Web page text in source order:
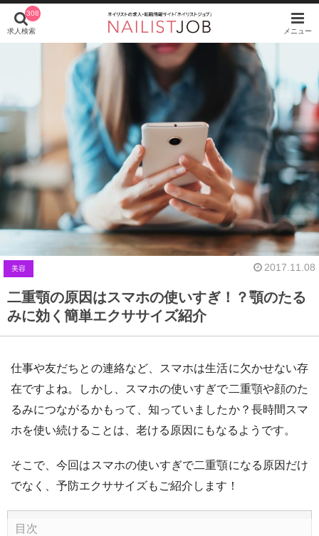
308
求人検索 メニュー
美容 2017.11.08
二重顎の原因はスマホの使いすぎ！？顎のたる
みに効く簡単エクササイズ紹介
仕事や友だちとの連絡など、スマホは生活に欠かせない存
在ですよね。しかし、スマホの使いすぎで二重顎や顔のた
るみにつながるかもって、知っていましたか？長時間スマ
ホを使い続けることは、老ける原因にもなるようです。
そこで、今回はスマホの使いすぎで二重顎になる原因だけ
でなく、予防エクササイズもご紹介します！
目次